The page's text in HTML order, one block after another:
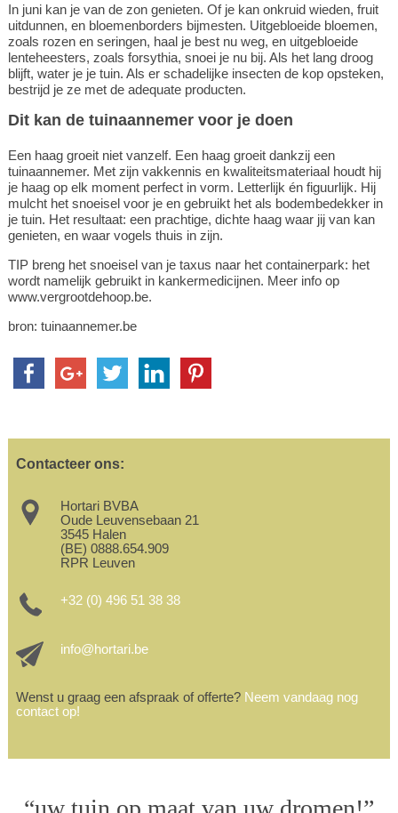
In juni kan je van de zon genieten. Of je kan onkruid wieden, fruit
uitdunnen, en bloemenborders bijmesten. Uitgebloeide bloemen,
zoals rozen en seringen, haal je best nu weg, en uitgebloeide
lenteheesters, zoals forsythia, snoei je nu bij. Als het lang droog
blijft, water je je tuin. Als er schadelijke insecten de kop opsteken,
bestrijd je ze met de adequate producten.
Dit kan de tuinaannemer voor je doen
Een haag groeit niet vanzelf. Een haag groeit dankzij een
tuinaannemer. Met zijn vakkennis en kwaliteitsmateriaal houdt hij
je haag op elk moment perfect in vorm. Letterlijk én figuurlijk. Hij
mulcht het snoeisel voor je en gebruikt het als bodembedekker in
je tuin. Het resultaat: een prachtige, dichte haag waar jij van kan
genieten, en waar vogels thuis in zijn.
TIP breng het snoeisel van je taxus naar het containerpark: het
wordt namelijk gebruikt in kankermedicijnen. Meer info op
www.vergrootdehoop.be.
bron: tuinaannemer.be
Contacteer ons:
Hortari BVBA
Oude Leuvensebaan 21
3545 Halen
(BE) 0888.654.909
RPR Leuven
+32 (0) 496 51 38 38
info@hortari.be
Wenst u graag een afspraak of offerte? Neem vandaag nog
contact op!